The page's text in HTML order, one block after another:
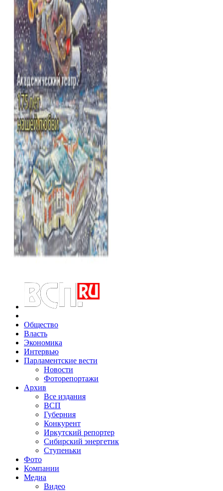
Общество
Власть
Экономика
Интервью
Парламентские вести
Новости
Фоторепортажи
Архив
Все издания
ВСП
Губерния
Конкурент
Иркутский репортер
Сибирский энергетик
Ступеньки
Фото
Компании
Медиа
Видео